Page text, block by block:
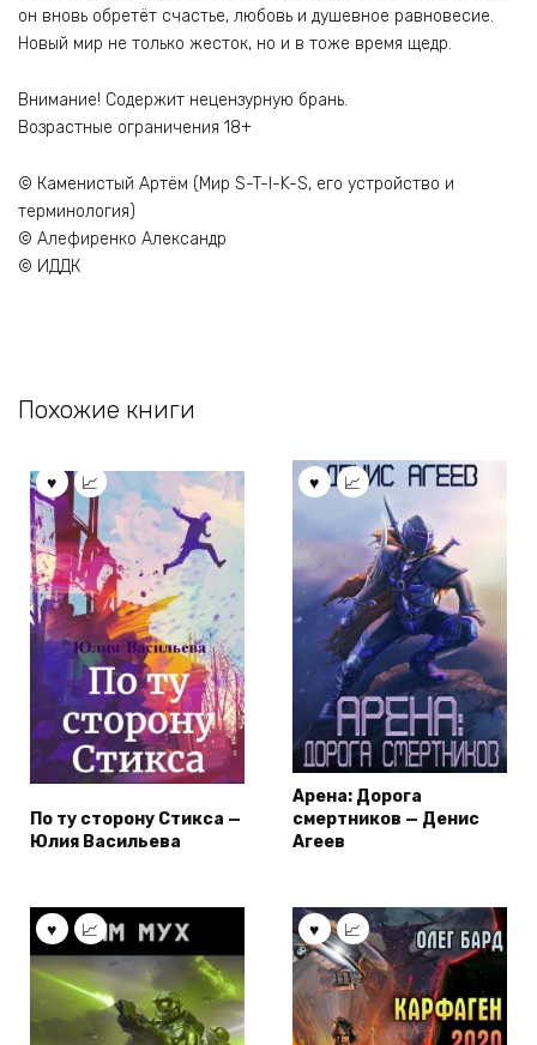
он вновь обретёт счастье, любовь и душевное равновесие.
Новый мир не только жесток, но и в тоже время щедр.
Внимание! Содержит нецензурную брань.
Возрастные ограничения 18+
© Каменистый Артём (Мир S-T-I-K-S, его устройство и
терминология)
© Алефиренко Александр
© ИДДК
Похожие книги
По ту сторону Стикса —
Юлия Васильева
Арена: Дорога
смертников — Денис
Агеев